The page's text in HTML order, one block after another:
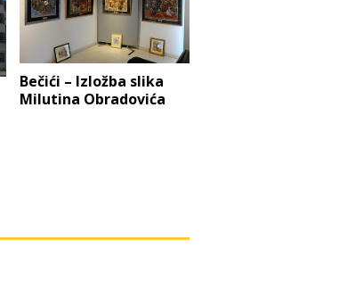
Bečići – Izložba slika
Milutina Obradovića